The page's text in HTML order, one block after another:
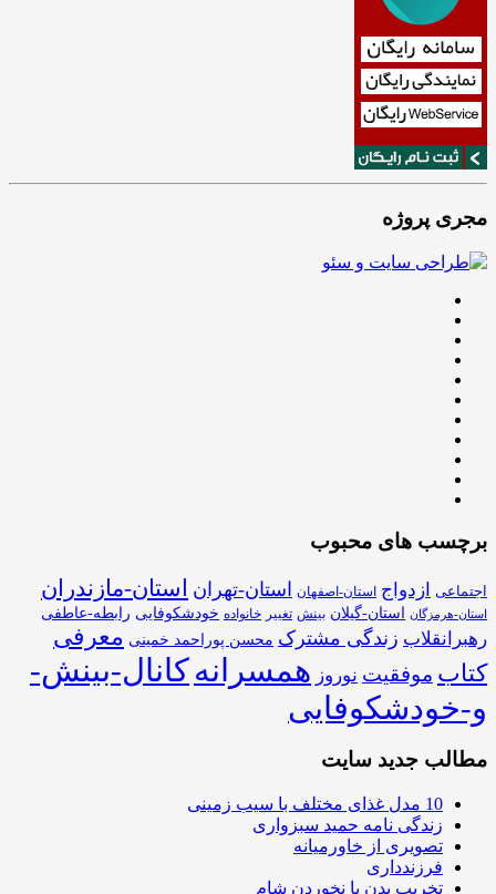
مجری پروژه
برچسب های محبوب
اجتماعی ازدواج استان-اصفهان استان-تهران استان-مازندران
استان-هرمزگان استان-گیلان بینش تغییر خانواده خودشکوفایی رابطه-عاطفی
رهبرانقلاب زندگی مشترک محسن پوراحمد خمینی معرفی
کتاب موفقیت نوروز همسرانهکانال-بینش-
و-خودشکوفایی
مطالب جدید سایت
10 مدل غذای مختلف با سیب زمینی
زندگی نامه حمید سبزواری
تصویری از خاورمیانه
فرزندداری
تخریب بدن با نخوردن شام